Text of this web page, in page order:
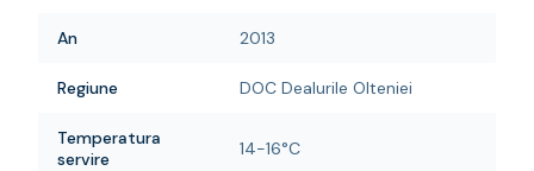
An 2013
Regiune DOC Dealurile Olteniei
Temperatura
servire
14-16°C